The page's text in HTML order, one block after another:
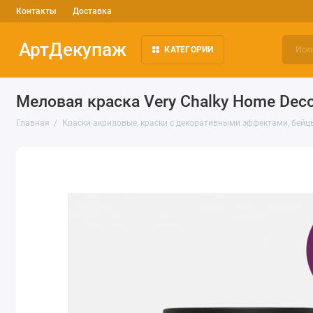
Контакты Доставка
АртДекупаж КАТЕГОРИИ
Меловая краска Very Chalky Home
Главная Краски акриловые, краски с декоративными эффектами,